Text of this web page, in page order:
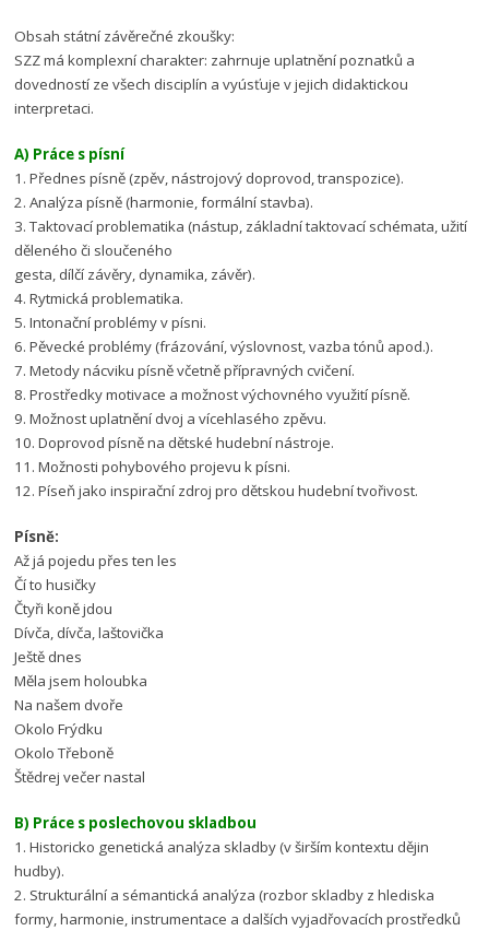
Obsah státní závěrečné zkoušky:
SZZ má komplexní charakter: zahrnuje uplatnění poznatků a
dovedností ze všech disciplín a vyúsťuje v jejich didaktickou
interpretaci.
A) Práce s písní
1. Přednes písně (zpěv, nástrojový doprovod, transpozice).
2. Analýza písně (harmonie, formální stavba).
3. Taktovací problematika (nástup, základní taktovací schémata, užití
děleného či sloučeného
gesta, dílčí závěry, dynamika, závěr).
4. Rytmická problematika.
5. Intonační problémy v písni.
6. Pěvecké problémy (frázování, výslovnost, vazba tónů apod.).
7. Metody nácviku písně včetně přípravných cvičení.
8. Prostředky motivace a možnost výchovného využití písně.
9. Možnost uplatnění dvoj a vícehlasého zpěvu.
10. Doprovod písně na dětské hudební nástroje.
11. Možnosti pohybového projevu k písni.
12. Píseň jako inspirační zdroj pro dětskou hudební tvořivost.
Písně:
Až já pojedu přes ten les
Čí to husičky
Čtyři koně jdou
Dívča, dívča, laštovička
Ještě dnes
Měla jsem holoubka
Na našem dvoře
Okolo Frýdku
Okolo Třeboně
Štědrej večer nastal
B) Práce s poslechovou skladbou
1. Historicko genetická analýza skladby (v širším kontextu dějin
hudby).
2. Strukturální a sémantická analýza (rozbor skladby z hlediska
formy, harmonie, instrumentace a dalších vyjadřovacích prostředků